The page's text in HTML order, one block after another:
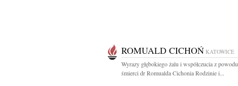
ROMUALD CICHOŃ KATOWICE
Wyrazy głębokiego żalu i współczucia z powodu
śmierci dr Romualda Cichonia Rodzinie i...